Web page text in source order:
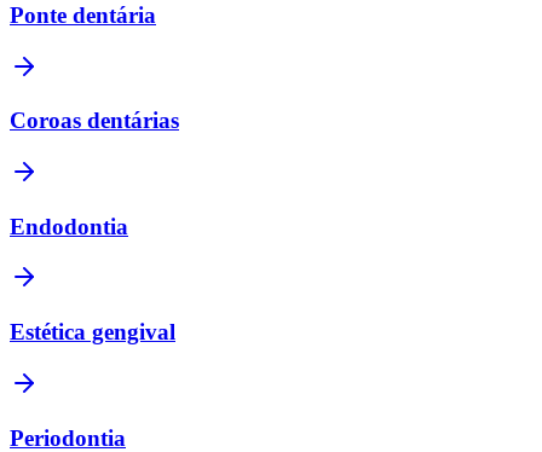
Ponte dentária
Coroas dentárias
Endodontia
Estética gengival
Periodontia